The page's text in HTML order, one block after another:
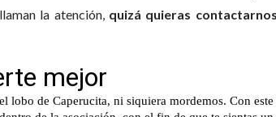
la atención, quizá quieras